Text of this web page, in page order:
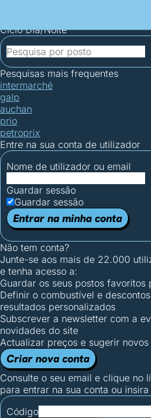
Ciclo Dia/Noite
Pesquisas mais frequentes
intermarché
galp
auchan
prio
petroprix
Entre na sua conta de utilizador
Nome de utilizador ou email
Guardar sessão
Guardar sessão
Entrar na minha conta
Não tem conta?
Junte-se aos mais de 22.000
e tenha acesso a:
Guardar os seus postos favoritos
Definir o combustível e
resultados personalizados
Subscrever a newsletter com a
novidades do site
Actualizar preços e sugerir
Criar nova conta
Consulte o seu email e clique no
para entrar na sua conta ou
Código